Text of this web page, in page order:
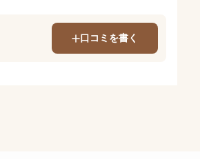
口コミを書く